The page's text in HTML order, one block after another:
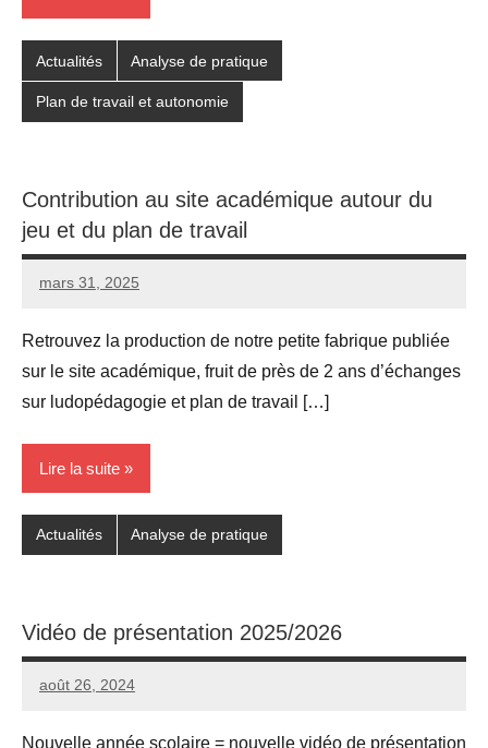
Actualités Analyse de pratique
Plan de travail et autonomie
Contribution au site académique autour du
jeu et du plan de travail
mars 31, 2025
Seg0_La_Vraie
Aucun
Retrouvez la production de notre petite fabrique publiée
sur le site académique, fruit de près de 2 ans d’échanges
sur ludopédagogie et plan de travail […]
Lire la suite
Actualités Analyse de pratique
Vidéo de présentation 2025/2026
août 26, 2024
Seg0_La_Vraie
1
Nouvelle année scolaire = nouvelle vidéo de présentation